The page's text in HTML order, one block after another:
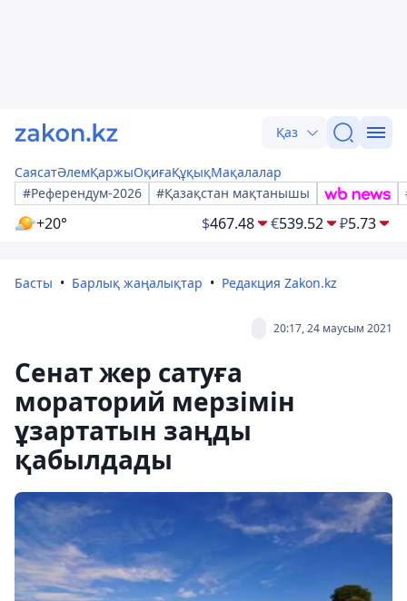
Қаз
СаясатӘлемҚаржыОқиғаҚұқықМақалалар
#Референдум-2026
#Қазақстан мақтанышы
+20° $467.48 €539.52 ₽5.73
Басты Барлық жаңалықтар Редакция Zakon.kz
20:17, 24 маусым 2021
Сенат жер сатуға
мораторий мерзімін
ұзартатын заңды
қабылдады